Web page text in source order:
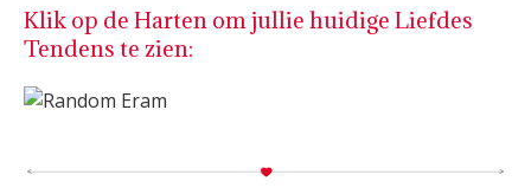
Klik op de Harten om jullie huidige Liefdes
Tendens te zien: